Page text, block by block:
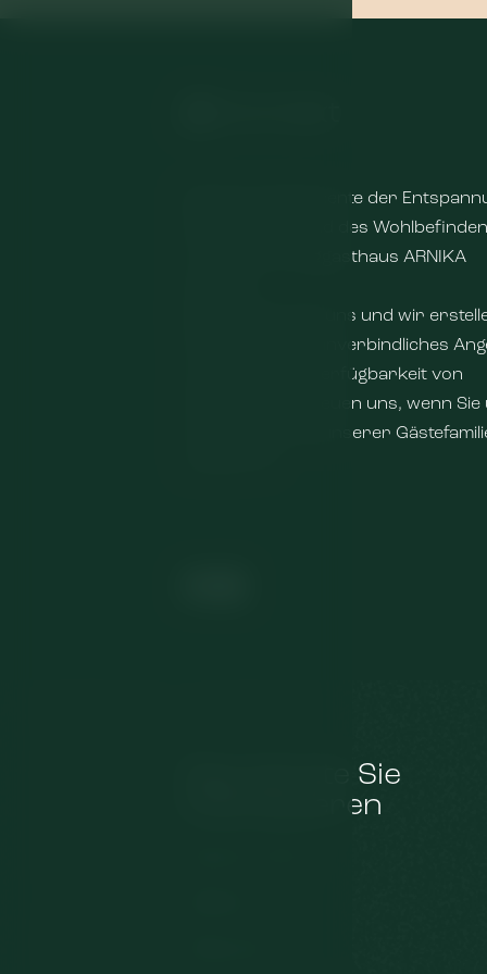
Möchten Sie Momente der
des Komforts und des
in unserem Berggasthaus ARNIKA
Kontaktieren Sie uns und wir
Ihnen gerne ein unverbindliches
und prüfen die Verfügbarkeit von
Terminen. Wir freuen uns, wenn Sie
Ihre Gruppe Teil unserer
Das könnte Sie
interessieren